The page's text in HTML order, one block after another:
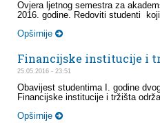
Ovjera ljetnog semestra za
2016. godine. Redoviti studenti
Opširnije
Financijske institucije i
25.05.2016 - 23:51
Obavijest studentima I. godine
Financijske institucije i tržišta
Opširnije